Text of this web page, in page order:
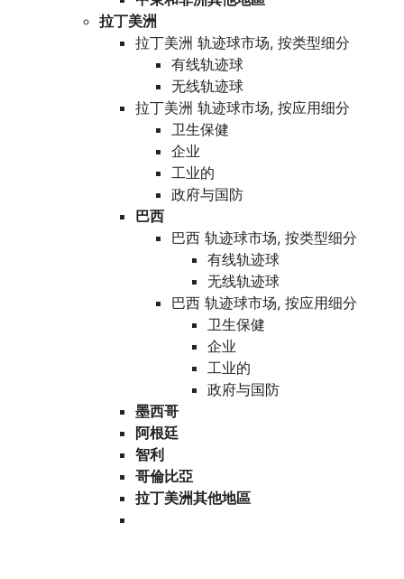
拉丁美洲
拉丁美洲 轨迹球市场, 按类型细分
有线轨迹球
无线轨迹球
拉丁美洲 轨迹球市场, 按应用细分
卫生保健
企业
工业的
政府与国防
巴西
巴西 轨迹球市场, 按类型细分
有线轨迹球
无线轨迹球
巴西 轨迹球市场, 按应用细分
卫生保健
企业
工业的
政府与国防
墨西哥
阿根廷
智利
哥倫比亞
拉丁美洲其他地區